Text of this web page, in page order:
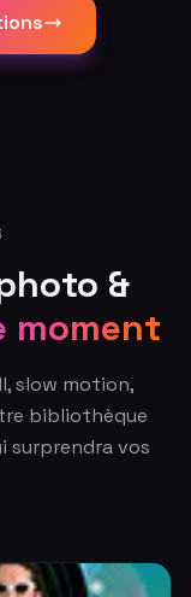
&
moment
slow motion,
bibliothèque
surprendra vos